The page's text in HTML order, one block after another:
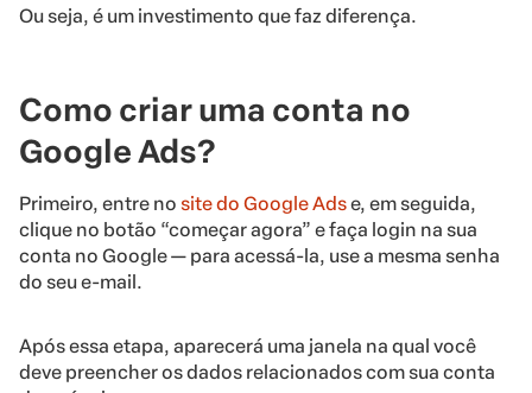
Ou seja, é um investimento que faz diferença.
Como criar uma conta no
Google Ads?
Primeiro, entre no site do Google Adse, em seguida,
clique no botão “começar agora” e faça login na sua
conta no Google — para acessá-la, use a mesma senha
do seu e-mail.
Após essa etapa, aparecerá uma janela na qual você
deve preencher os dados relacionados com sua conta